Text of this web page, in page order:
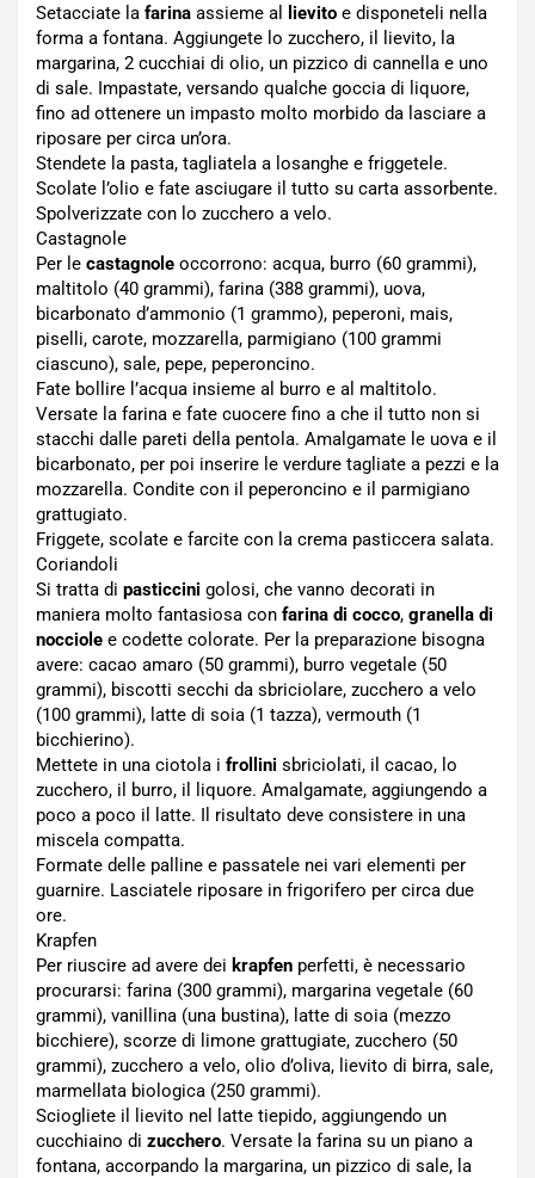
Setacciate la farina assieme al lievito e disponeteli nella
forma a fontana. Aggiungete lo zucchero, il lievito, la
margarina, 2 cucchiai di olio, un pizzico di cannella e uno
di sale. Impastate, versando qualche goccia di liquore,
fino ad ottenere un impasto molto morbido da lasciare a
riposare per circa un’ora.
Stendete la pasta, tagliatela a losanghe e friggetele.
Scolate l’olio e fate asciugare il tutto su carta assorbente.
Spolverizzate con lo zucchero a velo.
Castagnole
Per le castagnole occorrono: acqua, burro (60 grammi),
maltitolo (40 grammi), farina (388 grammi), uova,
bicarbonato d’ammonio (1 grammo), peperoni, mais,
piselli, carote, mozzarella, parmigiano (100 grammi
ciascuno), sale, pepe, peperoncino.
Fate bollire l’acqua insieme al burro e al maltitolo.
Versate la farina e fate cuocere fino a che il tutto non si
stacchi dalle pareti della pentola. Amalgamate le uova e il
bicarbonato, per poi inserire le verdure tagliate a pezzi e la
mozzarella. Condite con il peperoncino e il parmigiano
grattugiato.
Friggete, scolate e farcite con la crema pasticcera salata.
Coriandoli
Si tratta di pasticcini golosi, che vanno decorati in
maniera molto fantasiosa con farina di cocco, granella di
nocciole e codette colorate. Per la preparazione bisogna
avere: cacao amaro (50 grammi), burro vegetale (50
grammi), biscotti secchi da sbriciolare, zucchero a velo
(100 grammi), latte di soia (1 tazza), vermouth (1
bicchierino).
Mettete in una ciotola i frollini sbriciolati, il cacao, lo
zucchero, il burro, il liquore. Amalgamate, aggiungendo a
poco a poco il latte. Il risultato deve consistere in una
miscela compatta.
Formate delle palline e passatele nei vari elementi per
guarnire. Lasciatele riposare in frigorifero per circa due
ore.
Krapfen
Per riuscire ad avere dei krapfen perfetti, è necessario
procurarsi: farina (300 grammi), margarina vegetale (60
grammi), vanillina (una bustina), latte di soia (mezzo
bicchiere), scorze di limone grattugiate, zucchero (50
grammi), zucchero a velo, olio d’oliva, lievito di birra, sale,
marmellata biologica (250 grammi).
Sciogliete il lievito nel latte tiepido, aggiungendo un
cucchiaino di zucchero. Versate la farina su un piano a
fontana, accorpando la margarina, un pizzico di sale, la